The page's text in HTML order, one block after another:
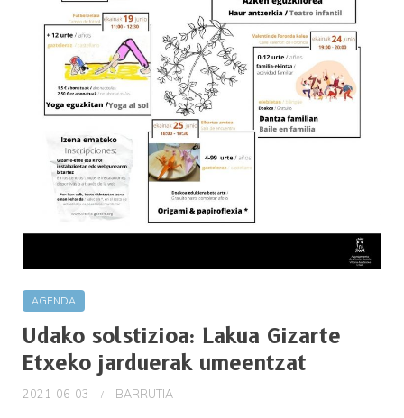
AGENDA
Udako solstizioa: Lakua Gizarte
Etxeko jarduerak umeentzat
2021-06-03 BARRUTIA